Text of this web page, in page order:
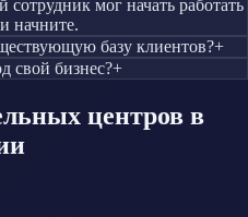
мог начать работать
начните.
базу клиентов?+
свой бизнес?+
центров в